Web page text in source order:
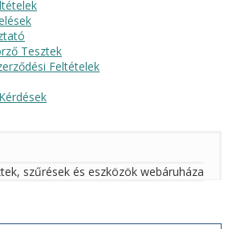
Tesztek
Feltételek
szűrések és eszközök webáruháza